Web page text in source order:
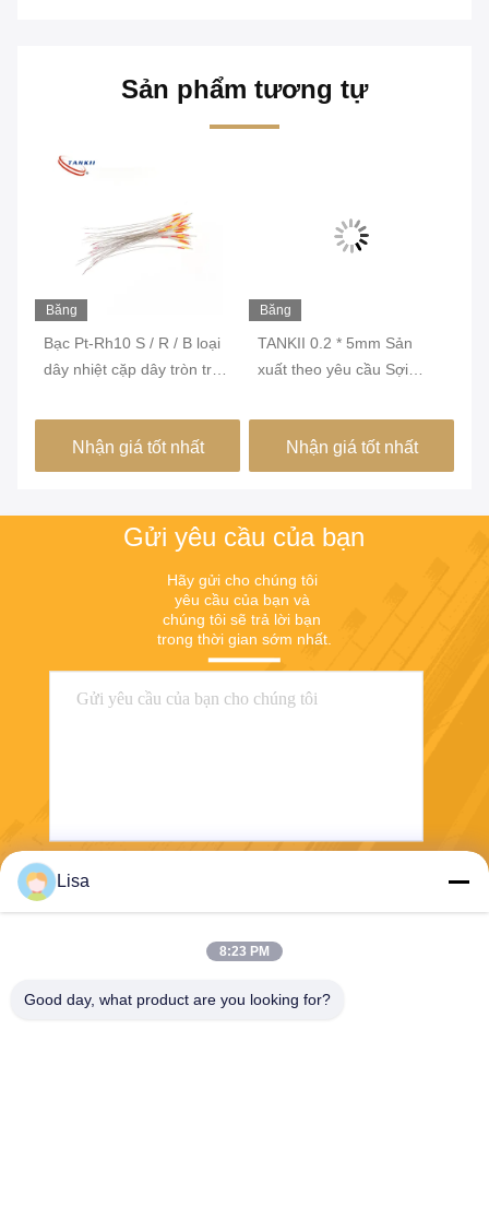
Sản phẩm tương tự
Băng
Bạc Pt-Rh10 S / R / B loại
dây nhiệt cặp dây tròn trần
Nhận giá tốt nhất
Băng
TANKII 0.2 * 5mm Sản
xuất theo yêu cầu Sợi
nhiệt cặp được sử dụng
cho phụ kiện cảm biến
Nhận giá tốt nhất
Gửi yêu cầu của bạn
Hãy gửi cho chúng tôi
yêu cầu của bạn và
chúng tôi sẽ trả lời bạn
trong thời gian sớm nhất.
Lisa
8:23 PM
Good day, what product are you looking for?